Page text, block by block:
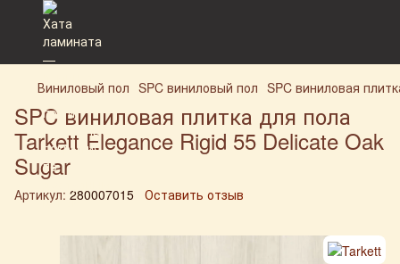
Виниловый пол SPC виниловый пол SPC виниловая
SPC виниловая плитка для пола
Tarkett Elegance Rigid 55 Delicate Oak
Sugar
Артикул: 280007015 Оставить отзыв